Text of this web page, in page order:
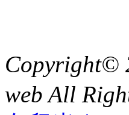
Copyright©
web All